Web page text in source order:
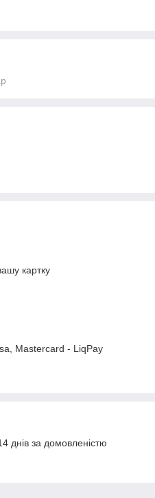
картку
Mastercard - LiqPay
днів за домовленістю